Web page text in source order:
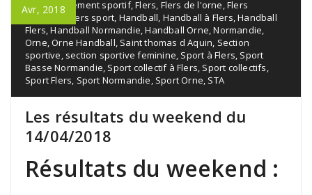
Avr, 2018
Flers,Événement sportif,Flers Flers de l'orne ,Flers
handball, Flers sport Handball Handball à Flers ,Handball
Flers ,Handball Normandie ,Handball Orne ,Normandie
Orne ,Orne Handball Saint thomas d Aquin Section
sportive section sportive feminine Sport à Flers Sport
Basse Normandie Sport collectif à Flers Sport collectifs
Sport Flers Sport Normandie Sport Orne STA
Les résultats du weekend du
14/04/2018
Résultats du weekend :